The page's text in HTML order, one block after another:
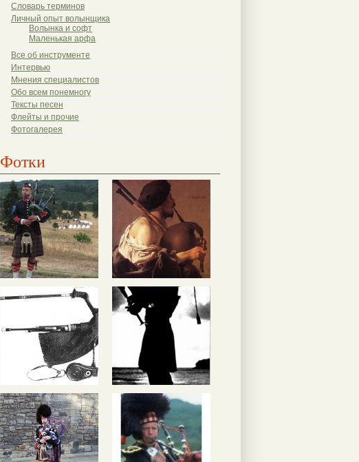
Словарь терминов
Личный опыт волынщика
Волынка и софт
Маленькая арфа
Все об инструменте
Интервью
Мнения специалистов
Обо всем понемногу
Тексты песен
Флейты и прочие
Фотогалерея
Фотки